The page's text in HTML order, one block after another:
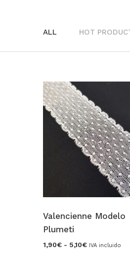
ALL HOT
Valencienne Modelo
Plumeti
1,90€ - 5,10€Rango
IVA incluido